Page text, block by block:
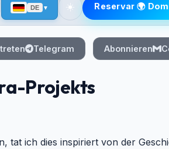
DE ☀️ Reservar 🌍
Telegram Abonnieren
Projekts
tat ich dies inspiriert von der